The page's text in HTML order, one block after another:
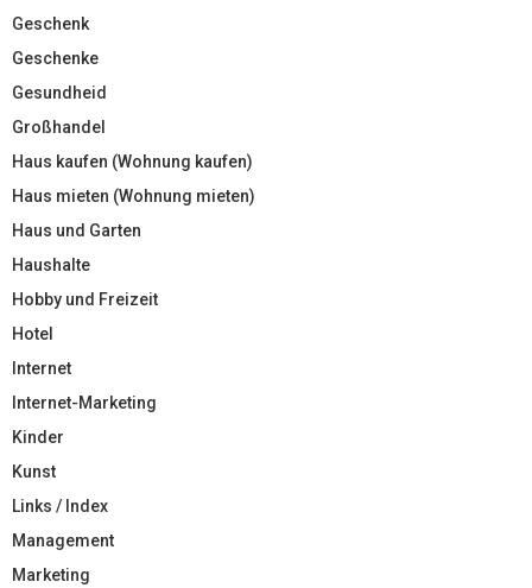
Geschenk
Geschenke
Gesundheid
Großhandel
Haus kaufen (Wohnung kaufen)
Haus mieten (Wohnung mieten)
Haus und Garten
Haushalte
Hobby und Freizeit
Hotel
Internet
Internet-Marketing
Kinder
Kunst
Links / Index
Management
Marketing